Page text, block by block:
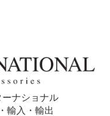
ナショナル
輸入・輸出